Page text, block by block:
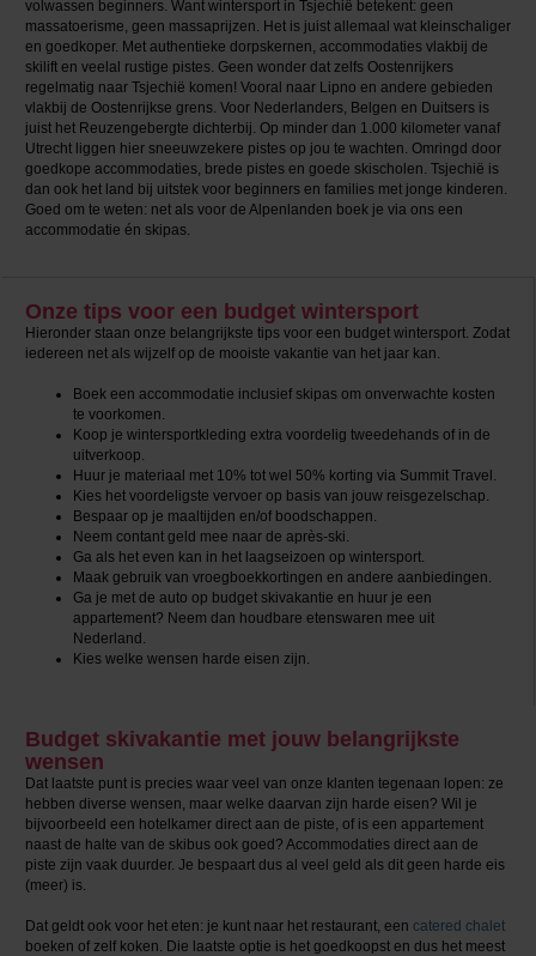
volwassen beginners. Want wintersport in Tsjechië betekent: geen
massatoerisme, geen massaprijzen. Het is juist allemaal wat kleinschaliger
en goedkoper. Met authentieke dorpskernen, accommodaties vlakbij de
skilift en veelal rustige pistes. Geen wonder dat zelfs Oostenrijkers
regelmatig naar Tsjechië komen! Vooral naar Lipno en andere gebieden
vlakbij de Oostenrijkse grens. Voor Nederlanders, Belgen en Duitsers is
juist het Reuzengebergte dichterbij. Op minder dan 1.000 kilometer vanaf
Utrecht liggen hier sneeuwzekere pistes op jou te wachten. Omringd door
goedkope accommodaties, brede pistes en goede skischolen. Tsjechië is
dan ook het land bij uitstek voor beginners en families met jonge kinderen.
Goed om te weten: net als voor de Alpenlanden boek je via ons een
accommodatie én skipas.
Onze tips voor een budget wintersport
Hieronder staan onze belangrijkste tips voor een budget wintersport. Zodat
iedereen net als wijzelf op de mooiste vakantie van het jaar kan.
Boek een accommodatie inclusief skipas om onverwachte kosten
te voorkomen.
Koop je wintersportkleding extra voordelig tweedehands of in de
uitverkoop.
Huur je materiaal met 10% tot wel 50% korting via Summit Travel.
Kies het voordeligste vervoer op basis van jouw reisgezelschap.
Bespaar op je maaltijden en/of boodschappen.
Neem contant geld mee naar de après-ski.
Ga als het even kan in het laagseizoen op wintersport.
Maak gebruik van vroegboekkortingen en andere aanbiedingen.
Ga je met de auto op budget skivakantie en huur je een
appartement? Neem dan houdbare etenswaren mee uit
Nederland.
Kies welke wensen harde eisen zijn.
Budget skivakantie met jouw belangrijkste
wensen
Dat laatste punt is precies waar veel van onze klanten tegenaan lopen: ze
hebben diverse wensen, maar welke daarvan zijn harde eisen? Wil je
bijvoorbeeld een hotelkamer direct aan de piste, of is een appartement
naast de halte van de skibus ook goed? Accommodaties direct aan de
piste zijn vaak duurder. Je bespaart dus al veel geld als dit geen harde eis
(meer) is.
Dat geldt ook voor het eten: je kunt naar het restaurant, een catered chalet
boeken of zelf koken. Die laatste optie is het goedkoopst en dus het meest